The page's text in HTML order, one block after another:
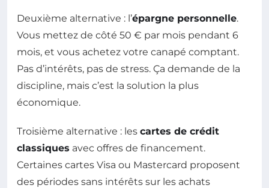
Deuxième alternative : l’épargne personnelle.
Vous mettez de côté 50 € par mois pendant 6
mois, et vous achetez votre canapé comptant.
Pas d’intérêts, pas de stress. Ça demande de la
discipline, mais c’est la solution la plus
économique.
Troisième alternative : les cartes de crédit
classiques avec offres de financement.
Certaines cartes Visa ou Mastercard proposent
des périodes sans intérêts sur les achats